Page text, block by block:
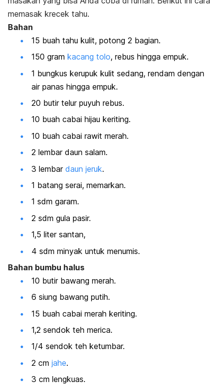
memasak krecek tahu.
Bahan
15 buah tahu kulit, potong 2 bagian.
150 gram kacang tolo, rebus hingga empuk.
1 bungkus kerupuk kulit sedang, rendam dengan
air panas hingga empuk.
20 butir telur puyuh rebus.
10 buah cabai hijau keriting.
10 buah cabai rawit merah.
2 lembar daun salam.
3 lembar daun jeruk.
1 batang serai, memarkan.
1 sdm garam.
2 sdm gula pasir.
1,5 liter santan,
4 sdm minyak untuk menumis.
Bahan bumbu halus
10 butir bawang merah.
6 siung bawang putih.
15 buah cabai merah keriting.
1,2 sendok teh merica.
1/4 sendok teh ketumbar.
2 cm jahe.
3 cm lengkuas.